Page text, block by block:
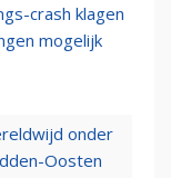
crash klagen
mogelijk
onder
Oosten